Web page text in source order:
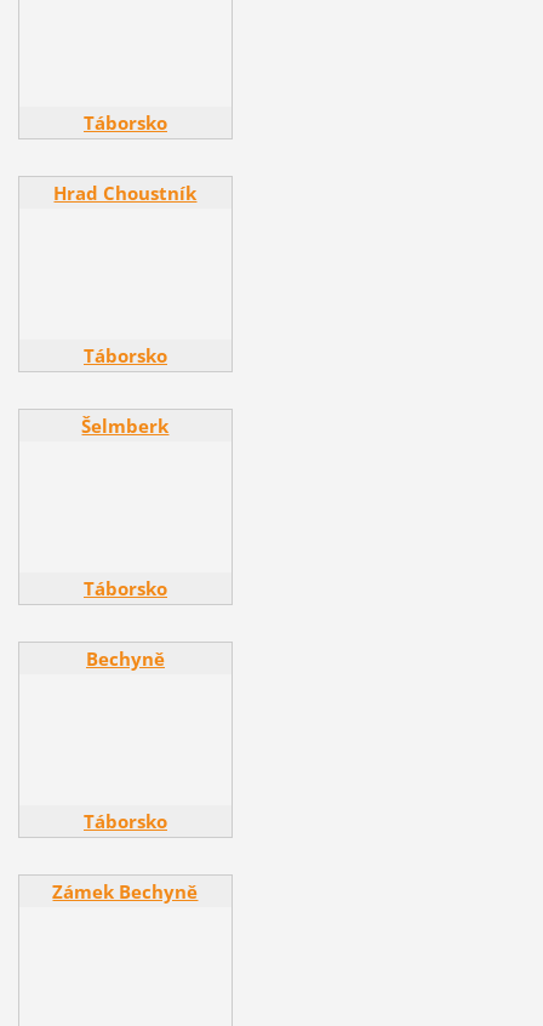
Táborsko
Hrad Choustník
Hrad Choustník
Táborsko
Šelmberk
Šelmberk
Táborsko
Bechyně
Bechyně
Táborsko
Zámek Bechyně
Zámek Bechyně